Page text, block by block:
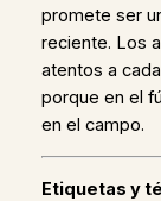
promete ser
reciente. Los
atentos a
porque en el
en el campo.
Etiquetas y